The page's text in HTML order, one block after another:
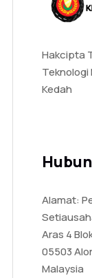
Hakcipta
Teknologi
Kedah
Alamat:
Aras 4
05503
Malaysia